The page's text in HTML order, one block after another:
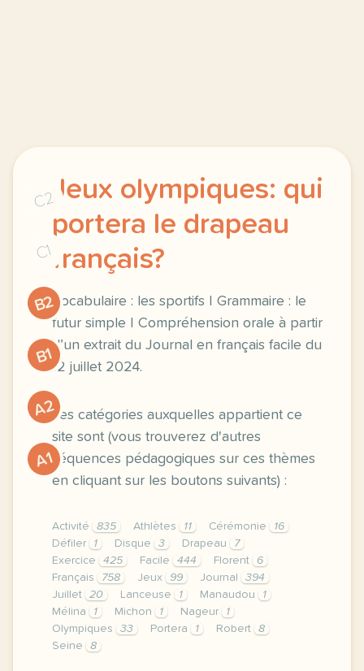
C2
C1
B2
B1
A2
A1
Jeux olympiques: qui
portera le drapeau
français?
Vocabulaire : les sportifs | Grammaire : le
futur simple | Compréhension orale à partir
d’un extrait du Journal en français facile du
12 juillet 2024.
Les catégories auxquelles appartient ce
site sont (vous trouverez d'autres
séquences pédagogiques sur ces thèmes
en cliquant sur les boutons suivants) :
Activité 835 Athlètes 11 Cérémonie
16
Défiler
1 Disque 3 Drapeau
7
Exercice
425 Facile 444 Florent
6
Français
758 Jeux 99 Journal
394
Juillet
20 Lanceuse 1 Manaudou
1
Mélina
1 Michon 1 Nageur
1
Olympiques
33 Portera 1 Robert
8
Seine
8